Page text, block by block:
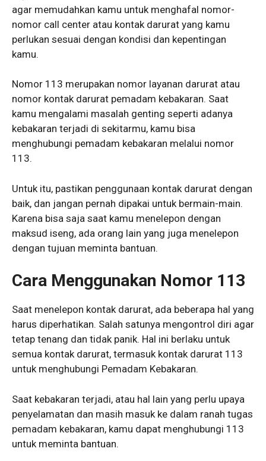
agar memudahkan kamu untuk menghafal nomor-
nomor call center atau kontak darurat yang kamu
perlukan sesuai dengan kondisi dan kepentingan
kamu.
Nomor 113 merupakan nomor layanan darurat atau
nomor kontak darurat pemadam kebakaran. Saat
kamu mengalami masalah genting seperti adanya
kebakaran terjadi di sekitarmu, kamu bisa
menghubungi pemadam kebakaran melalui nomor
113.
Untuk itu, pastikan penggunaan kontak darurat dengan
baik, dan jangan pernah dipakai untuk bermain-main.
Karena bisa saja saat kamu menelepon dengan
maksud iseng, ada orang lain yang juga menelepon
dengan tujuan meminta bantuan.
Cara Menggunakan Nomor 113
Saat menelepon kontak darurat, ada beberapa hal yang
harus diperhatikan. Salah satunya mengontrol diri agar
tetap tenang dan tidak panik. Hal ini berlaku untuk
semua kontak darurat, termasuk kontak darurat 113
untuk menghubungi Pemadam Kebakaran.
Saat kebakaran terjadi, atau hal lain yang perlu upaya
penyelamatan dan masih masuk ke dalam ranah tugas
pemadam kebakaran, kamu dapat menghubungi 113
untuk meminta bantuan.